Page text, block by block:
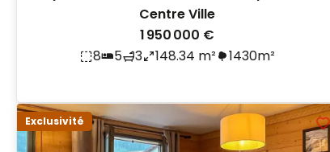
Centre Ville
1 950 000 €
8
5 3 148.34 m² 1430m²
Exclusivité